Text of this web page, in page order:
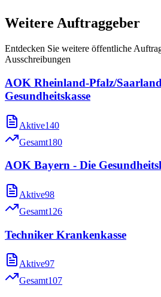
Weitere Auftraggeber
Entdecken Sie weitere öffentliche
Ausschreibungen
AOK Rheinland-Pfalz/
Gesundheitskasse
Aktive140
Gesamt180
AOK Bayern - Die
Aktive98
Gesamt126
Techniker Krankenkasse
Aktive97
Gesamt107